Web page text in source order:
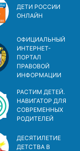
ДЕТИ РОССИИ
ОНЛАЙН
ОФИЦИАЛЬНЫЙ
ИНТЕРНЕТ-
ПОРТАЛ
ПРАВОВОЙ
ИНФОРМАЦИИ
РАСТИМ ДЕТЕЙ.
НАВИГАТОР ДЛЯ
СОВРЕМЕННЫХ
РОДИТЕЛЕЙ
ДЕСЯТИЛЕТИЕ
ДЕТСТВА В